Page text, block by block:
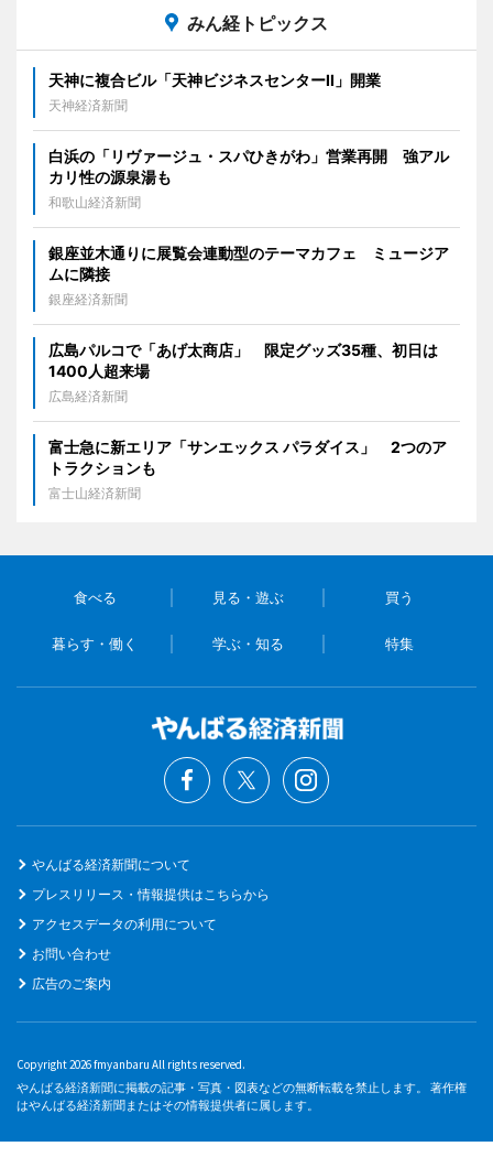
みん経トピックス
天神に複合ビル「天神ビジネスセンターII」開業
天神経済新聞
白浜の「リヴァージュ・スパひきがわ」営業再開 強アル
カリ性の源泉湯も
和歌山経済新聞
銀座並木通りに展覧会連動型のテーマカフェ ミュージア
ムに隣接
銀座経済新聞
広島パルコで「あげ太商店」 限定グッズ35種、初日は
1400人超来場
広島経済新聞
富士急に新エリア「サンエックス パラダイス」 2つのア
トラクションも
富士山経済新聞
食べる 見る・遊ぶ 買う
暮らす・働く 学ぶ・知る 特集
やんばる経済新聞について
プレスリリース・情報提供はこちらから
アクセスデータの利用について
お問い合わせ
広告のご案内
Copyright 2026 fmyanbaru All rights reserved.
やんばる経済新聞に掲載の記事・写真・図表などの無断転載を禁止します。 著作権
はやんばる経済新聞またはその情報提供者に属します。